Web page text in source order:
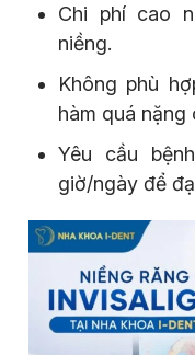
Chi phí cao
niềng.
Không phù
hàm quá nặng
Yêu cầu
giờ/ngày để